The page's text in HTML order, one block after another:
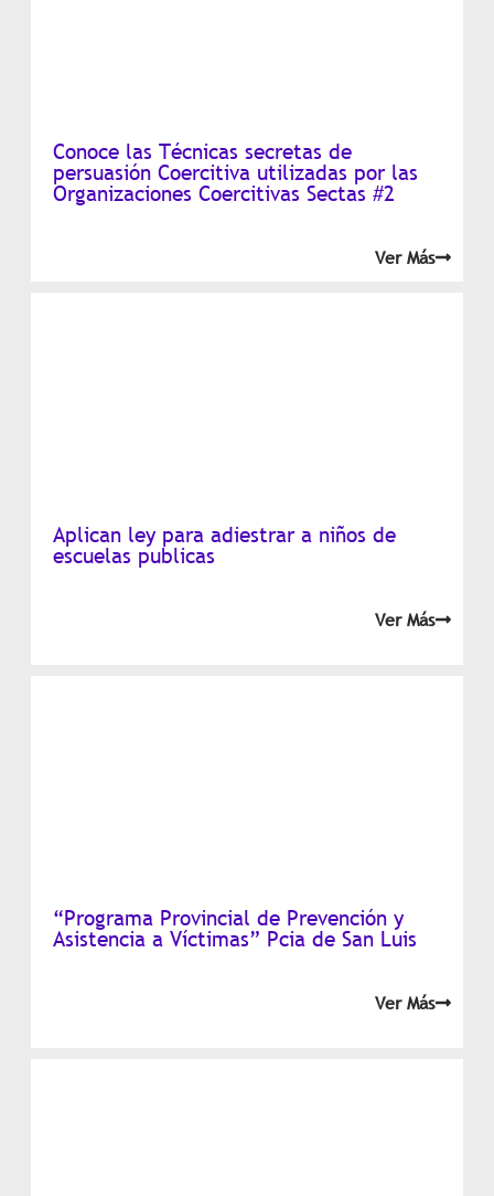
Conoce las Técnicas secretas de
persuasión Coercitiva utilizadas por las
Organizaciones Coercitivas Sectas #2
Ver Más
Aplican ley para adiestrar a niños de
escuelas publicas
Ver Más
“Programa Provincial de Prevención y
Asistencia a Víctimas” Pcia de San Luis
Ver Más